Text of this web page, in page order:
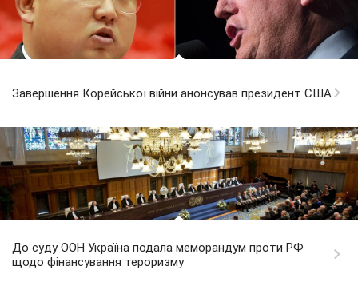
Завершення Корейської війни анонсував президент США
До суду ООН Україна подала меморандум проти РФ
щодо фінансування тероризму